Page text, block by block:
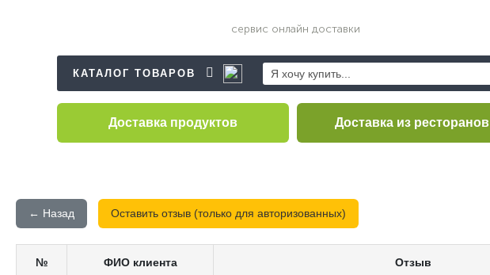
сервис онлайн доставки
КАТАЛОГ ТОВАРОВ
Доставка продуктов Доставка из ресторанов
← Назад Оставить отзыв (только для авторизованных)
№ ФИО клиента Отзыв